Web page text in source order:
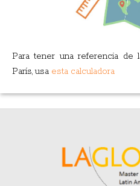
Para tener una referencia de
París, usa esta calculadora